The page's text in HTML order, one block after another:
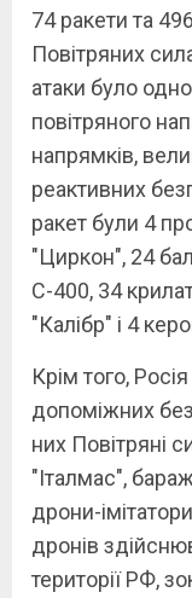
74 ракети та
Повітряних
атаки було
повітряного
напрямків,
реактивних
ракет були 4
"Циркон", 24
С-400, 34
"Калібр" і 4
Крім того,
допоміжних
них Повітряні
"Італмас",
дрони-
дронів
території РФ,